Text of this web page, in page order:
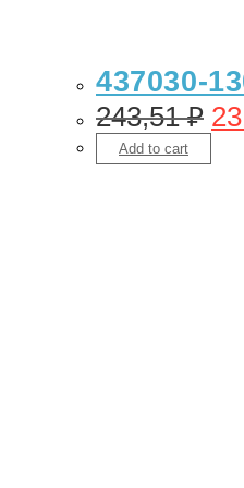
437030-
243,51₽
Add to cart